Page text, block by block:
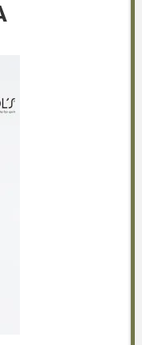
Προσθήκη
Προσθήκη για